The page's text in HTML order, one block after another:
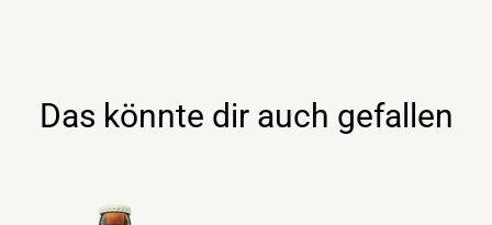
Das könnte dir auch gefallen